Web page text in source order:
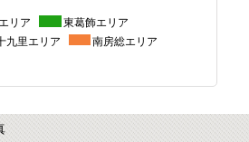
リア
東葛飾エリア
九里エリア
南房総エリア